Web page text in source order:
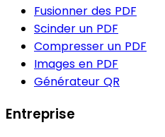
Fusionner des PDF
Scinder un PDF
Compresser un PDF
Images en PDF
Générateur QR
Entreprise